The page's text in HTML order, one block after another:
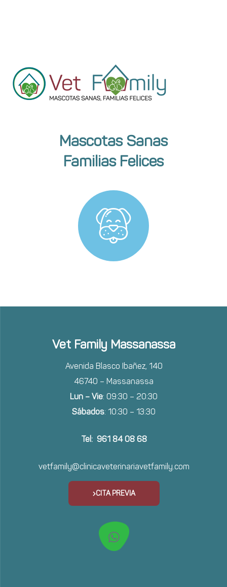
Mascotas Sanas
Familias Felices
Vet Family Massanassa
Avenida Blasco Ibañez, 140
46740 – Massanassa
Lun – Vie: 09:30 – 20:30
Sábados: 10:30 – 13:30
Tel: 961 84 08 68
vetfamily@clinicaveterinariavetfamily.com
CITA PREVIA